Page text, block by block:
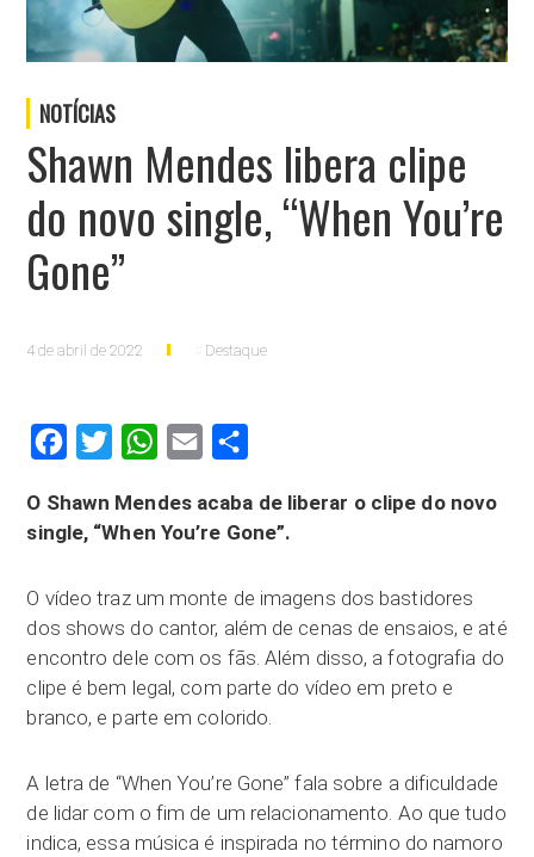
NOTÍCIAS
Shawn Mendes libera clipe
do novo single, “When You’re
Gone”
4 de abril de 2022 Destaque
FacebookTwitter WhatsApp
Email
O Shawn Mendes acaba de liberar o clipe do novo
single, “When You’re Gone”.
O vídeo traz um monte de imagens dos bastidores
dos shows do cantor, além de cenas de ensaios, e até
encontro dele com os fãs. Além disso, a fotografia do
clipe é bem legal, com parte do vídeo em preto e
branco, e parte em colorido.
A letra de “When You’re Gone” fala sobre a dificuldade
de lidar com o fim de um relacionamento. Ao que tudo
indica, essa música é inspirada no término do namoro